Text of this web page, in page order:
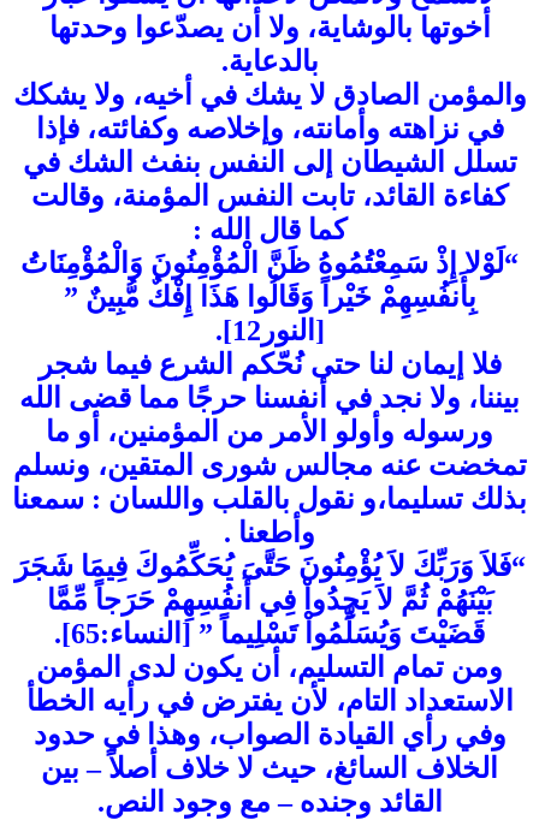
أخوتها بالوشاية، ولا أن يصدّعوا وحدتها
بالدعاية.
والمؤمن الصادق لا يشك في أخيه، ولا يشكك
في نزاهته وأمانته، وإخلاصه وكفائته، فإذا
تسلل الشيطان إلى النفس بنفث الشك في
كفاءة القائد، تابت النفس المؤمنة، وقالت
كما قال الله :
“لَوْلا إِذْ سَمِعْتُمُوهُ ظَنَّ الْمُؤْمِنُونَ وَالْمُؤْمِنَاتُ
بِأَنفُسِهِمْ خَيْراً وَقَالُوا هَذَا إِفْكٌ مُّبِينٌ ”
[النور12].
فلا إيمان لنا حتى نُحّكم الشرع فيما شجر
بيننا، ولا نجد في أنفسنا حرجًا مما قضى الله
ورسوله وأولو الأمر من المؤمنين، أو ما
تمخضت عنه مجالس شورى المتقين، ونسلم
بذلك تسليما،و نقول بالقلب واللسان : سمعنا
وأطعنا .
“فَلاَ وَرَبِّكَ لاَ يُؤْمِنُونَ حَتَّىَ يُحَكِّمُوكَ فِيمَا شَجَرَ
بَيْنَهُمْ ثُمَّ لاَ يَجِدُواْ فِي أَنفُسِهِمْ حَرَجاً مِّمَّا
قَضَيْتَ وَيُسَلِّمُواْ تَسْلِيماً ” [النساء:65].
ومن تمام التسليم، أن يكون لدى المؤمن
الاستعداد التام، لأن يفترض في رأيه الخطأ
وفي رأي القيادة الصواب، وهذا في حدود
الخلاف السائغ، حيث لا خلاف أصلاً – بين
القائد وجنده – مع وجود النص.